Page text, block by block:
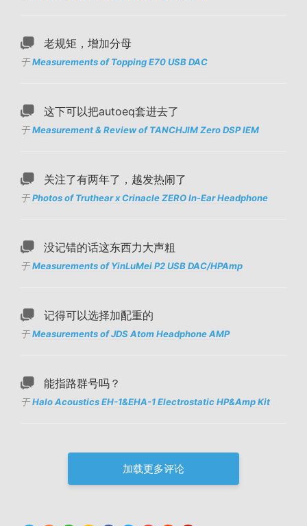
老规矩，增加分母
于Measurements of Topping E70 USB DAC
这下可以把autoeq套进去了
于Measurement & Review of TANCHJIM Zero DSP IEM
关注了有两年了，越发热闹了
于Photos of Truthear x Crinacle ZERO In-Ear Headphone
没记错的话这东西力大声粗
于Measurements of YinLuMei P2 USB DAC/HPAmp
记得可以选择加配重的
于Measurements of JDS Atom Headphone AMP
能指路群号吗？
于Halo Acoustics EH-1&EHA-1 Electrostatic HP&Amp Kit
加载更多评论